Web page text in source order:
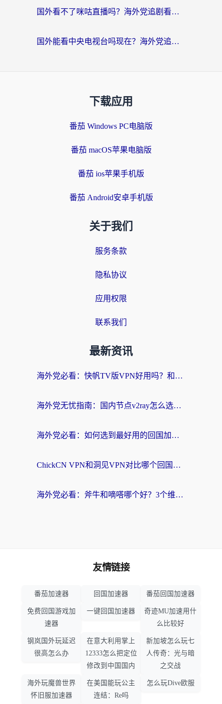
国外看不了咪咕直播吗？海外党追剧看片的加速器选择指南
国外能看中央电视台吗现在？海外党追剧看央视的实用指南
下载应用
番茄 Windows PC电脑版
番茄 macOS苹果电脑版
番茄 ios苹果手机版
番茄 Android安卓手机版
关于我们
服务条款
隐私协议
应用权限
联系我们
最新资讯
海外党必看：快帆TV版VPN好用吗？和快游VPN对比哪个回国效果更好？附实用避坑指南
海外党无忧指南：国内节点v2ray怎么选？一键回国VPN+多场景实测帮你避坑
海外党必看：如何选到最好用的回国加速器？从节点到售后的全维度指南
ChickCN VPN和洞见VPN对比哪个回国效果更好？海外党亲测3款加速器+避坑指南
海外党必看：斧牛和嘀嗒哪个好？3个维度教你选对回国加速器
友情链接
番茄加速器 回国加速器 番茄回国加速器
免费回国游戏加
速器
一键回国加速器
奇迹MU加速用什
么比较好
钢岚国外玩延迟
很高怎么办
在意大利用掌上
12333怎么把定位
修改到中国国内
新加坡怎么玩七
人传奇：光与暗
之交战
海外玩魔兽世界
怀旧服加速器
在美国能玩公主
连结：Re吗
怎么玩Dive欧服